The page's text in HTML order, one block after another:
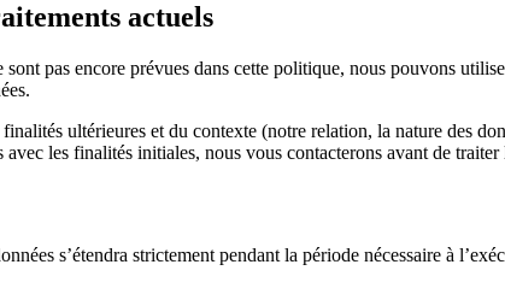
actuels
pas encore prévues dans cette politique, nous pouvons
ultérieures et du contexte (notre relation, la nature des
les finalités initiales, nous vous contacterons avant de
s’étendra strictement pendant la période nécessaire à